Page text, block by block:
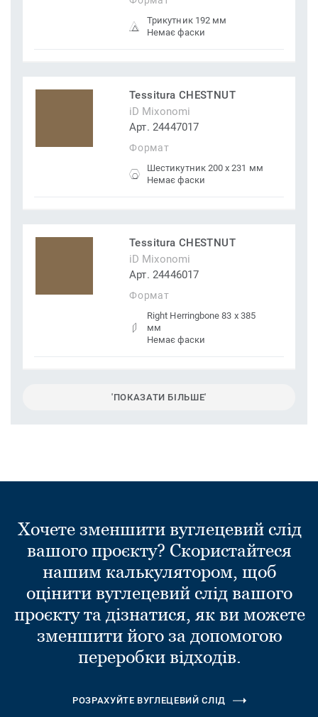
Трикутник 192 мм
Немає фаски
Tessitura CHESTNUT
iD Mixonomi
Арт. 24447017
Формат
Шестикутник 200 x 231 мм
Немає фаски
Tessitura CHESTNUT
iD Mixonomi
Арт. 24446017
Формат
Right Herringbone 83 x 385
мм
Немає фаски
'ПОКАЗАТИ БІЛЬШЕ'
Хочете зменшити вуглецевий слід
вашого проєкту? Скористайтеся
нашим калькулятором, щоб
оцінити вуглецевий слід вашого
проєкту та дізнатися, як ви можете
зменшити його за допомогою
переробки відходів.
РОЗРАХУЙТЕ ВУГЛЕЦЕВИЙ СЛІД